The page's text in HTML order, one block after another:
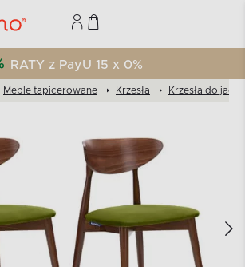
RATY z PayU 15 x 0%
Meble tapicerowane Krzesła Krzesła do